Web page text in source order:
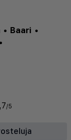
• Baari •
•
/5